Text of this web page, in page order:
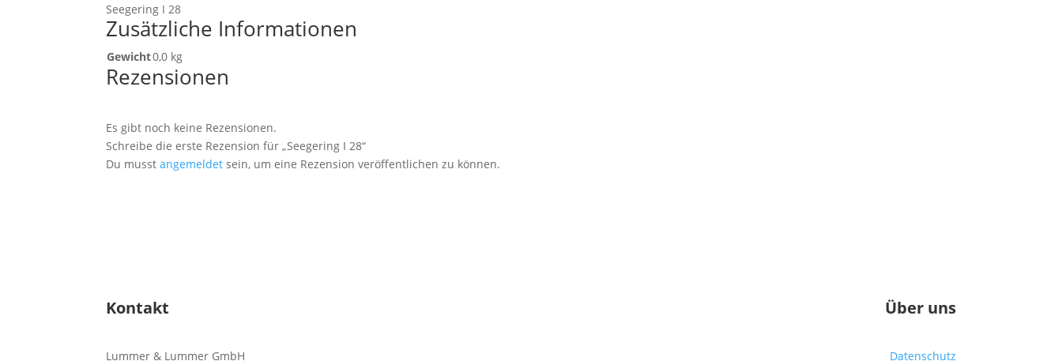
Seegering I 28
Zusätzliche Informationen
Gewicht0,0 kg
Rezensionen
Es gibt noch keine Rezensionen.
Schreibe die erste Rezension für „Seegering I 28“
Du musstangemeldet sein, um eine Rezension veröffentlichen zu können.
Kontakt
Lummer & Lummer GmbH
Über uns
Datenschutz